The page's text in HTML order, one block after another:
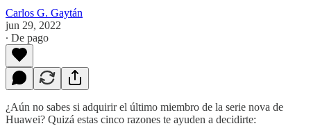
Carlos G. Gaytán
jun 29, 2022
∙ De pago
¿Aún no sabes si adquirir el último miembro de la serie nova de
Huawei? Quizá estas cinco razones te ayuden a decidirte: